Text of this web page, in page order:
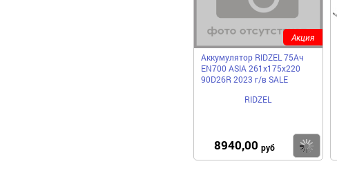
Аккумулятор RIDZEL 75Ач
EN700 ASIA 261x175x220
90D26R 2023 г/в SALE
RIDZEL
8940,00 руб
Акция